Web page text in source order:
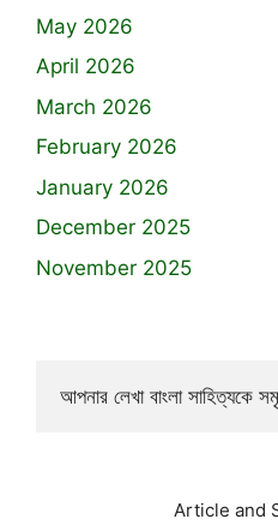
May 2026
April 2026
March 2026
February 2026
January 2026
December 2025
November 2025
আপনার লেখা বাংলা সাহিত্যকে
Article and